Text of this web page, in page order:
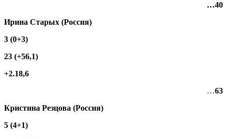
…40
Ирина Старых (Россия)
3 (0+3)
23 (+56,1)
+2.18,6
…63
Кристина Резцова (Россия)
5 (4+1)